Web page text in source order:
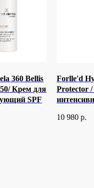
360 Bellis
Крем для
SPF
Forlle'd
Protector
10 980 р.